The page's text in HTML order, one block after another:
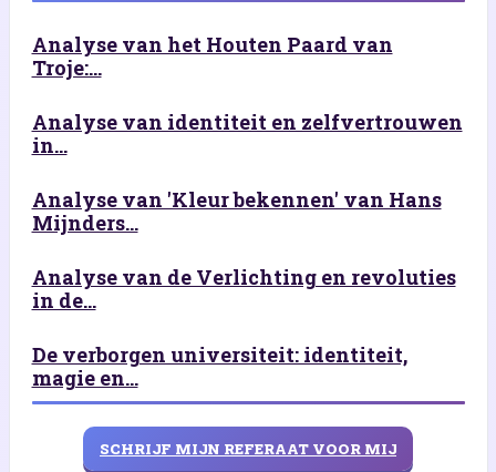
Analyse van het Houten Paard van
Troje:...
Analyse van identiteit en zelfvertrouwen
in...
Analyse van 'Kleur bekennen' van Hans
Mijnders...
Analyse van de Verlichting en revoluties
in de...
De verborgen universiteit: identiteit,
magie en...
SCHRIJF MIJN REFERAAT VOOR MIJ